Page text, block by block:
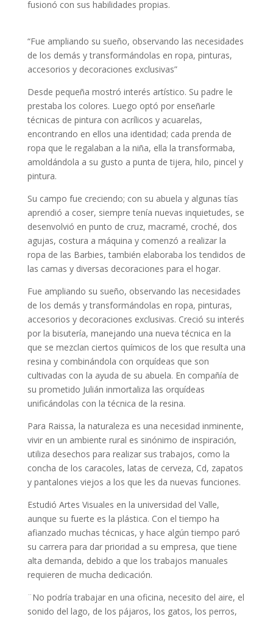
fusionó con sus habilidades propias.
“Fue ampliando su sueño, observando las necesidades
de los demás y transformándolas en ropa, pinturas,
accesorios y decoraciones exclusivas”
Desde pequeña mostró interés artístico. Su padre le
prestaba los colores. Luego optó por enseñarle
técnicas de pintura con acrílicos y acuarelas,
encontrando en ellos una identidad; cada prenda de
ropa que le regalaban a la niña, ella la transformaba,
amoldándola a su gusto a punta de tijera, hilo, pincel y
pintura.
Su campo fue creciendo; con su abuela y algunas tías
aprendió a coser, siempre tenía nuevas inquietudes, se
desenvolvió en punto de cruz, macramé, croché, dos
agujas, costura a máquina y comenzó a realizar la
ropa de las Barbies, también elaboraba los tendidos de
las camas y diversas decoraciones para el hogar.
Fue ampliando su sueño, observando las necesidades
de los demás y transformándolas en ropa, pinturas,
accesorios y decoraciones exclusivas. Creció su interés
por la bisutería, manejando una nueva técnica en la
que se mezclan ciertos químicos de los que resulta una
resina y combinándola con orquídeas que son
cultivadas con la ayuda de su abuela. En compañía de
su prometido Julián inmortaliza las orquídeas
unificándolas con la técnica de la resina.
Para Raissa, la naturaleza es una necesidad inminente,
vivir en un ambiente rural es sinónimo de inspiración,
utiliza desechos para realizar sus trabajos, como la
concha de los caracoles, latas de cerveza, Cd, zapatos
y pantalones viejos a los que les da nuevas funciones.
Estudió Artes Visuales en la universidad del Valle,
aunque su fuerte es la plástica. Con el tiempo ha
afianzado muchas técnicas, y hace algún tiempo paró
su carrera para dar prioridad a su empresa, que tiene
alta demanda, debido a que los trabajos manuales
requieren de mucha dedicación.
¨No podría trabajar en una oficina, necesito del aire, el
sonido del lago, de los pájaros, los gatos, los perros,